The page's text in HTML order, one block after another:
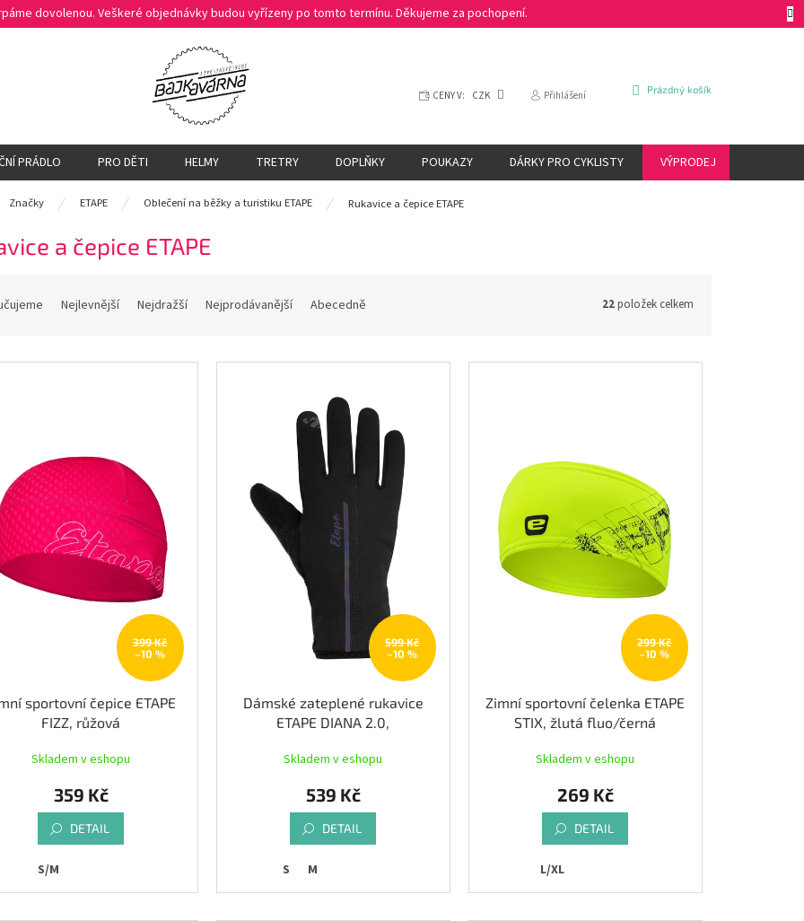
dovolenou. Veškeré objednávky budou vyřízeny po tomto termínu. Děkujeme za pochopení.
CENY V: CZK Přihlášení
NÁKUPNÍ
Prázdný košík
PRÁDLO PRO DĚTI HELMY TRETRY DOPLŇKY POUKAZY DÁRKY PRO CYKLISTY VÝPRODEJ
Značky ETAPE Oblečení na běžky a turistiku ETAPE Rukavice a čepice ETAPE
a čepice ETAPE
Nejlevnější Nejdražší Nejprodávanější Abecedně 22položek celkem
399 Kč
–10 %
sportovní čepice ETAPE
FIZZ, růžová
Skladem v eshopu
359 Kč
DETAIL
S/M
599 Kč
–10 %
Dámské zateplené rukavice
ETAPE DIANA 2.0,
Skladem v eshopu
539 Kč
DETAIL
S M
299 Kč
–10 %
Zimní sportovní čelenka ETAPE
STIX, žlutá fluo/černá
Skladem v eshopu
269 Kč
DETAIL
L/XL